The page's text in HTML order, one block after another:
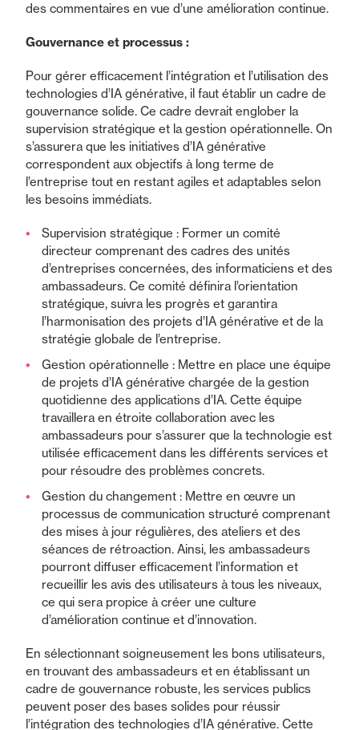
des commentaires en vue d’une amélioration continue.
Gouvernance et processus :
Pour gérer efficacement l’intégration et l’utilisation des
technologies d’IA générative, il faut établir un cadre de
gouvernance solide. Ce cadre devrait englober la
supervision stratégique et la gestion opérationnelle. On
s’assurera que les initiatives d’IA générative
correspondent aux objectifs à long terme de
l’entreprise tout en restant agiles et adaptables selon
les besoins immédiats.
Supervision stratégique : Former un comité
directeur comprenant des cadres des unités
d’entreprises concernées, des informaticiens et des
ambassadeurs. Ce comité définira l’orientation
stratégique, suivra les progrès et garantira
l’harmonisation des projets d’IA générative et de la
stratégie globale de l’entreprise.
Gestion opérationnelle : Mettre en place une équipe
de projets d’IA générative chargée de la gestion
quotidienne des applications d’IA. Cette équipe
travaillera en étroite collaboration avec les
ambassadeurs pour s’assurer que la technologie est
utilisée efficacement dans les différents services et
pour résoudre des problèmes concrets.
Gestion du changement : Mettre en œuvre un
processus de communication structuré comprenant
des mises à jour régulières, des ateliers et des
séances de rétroaction. Ainsi, les ambassadeurs
pourront diffuser efficacement l’information et
recueillir les avis des utilisateurs à tous les niveaux,
ce qui sera propice à créer une culture
d’amélioration continue et d’innovation.
En sélectionnant soigneusement les bons utilisateurs,
en trouvant des ambassadeurs et en établissant un
cadre de gouvernance robuste, les services publics
peuvent poser des bases solides pour réussir
l’intégration des technologies d’IA générative. Cette